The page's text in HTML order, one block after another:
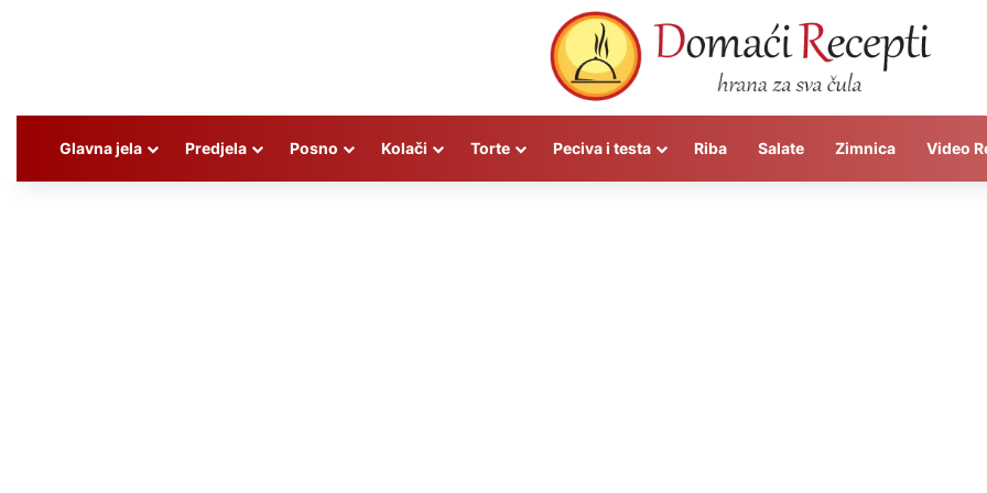
Glavna jela Predjela Posno Kolači Torte Peciva i testa Riba Salate Zimnica Video